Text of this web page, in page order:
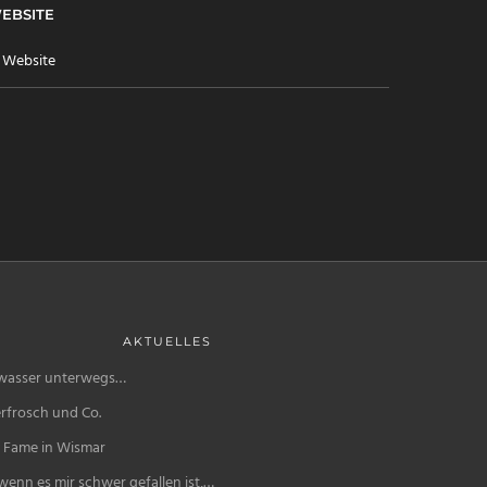
AKTUELLES
unterwegs…
und Co.
in Wismar